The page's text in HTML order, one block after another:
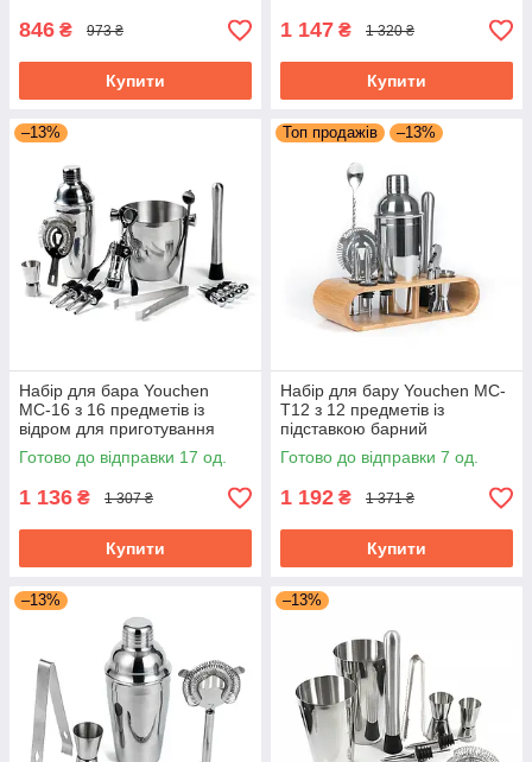
846 ₴ 973 ₴
Купити
1 147 ₴ 1 320 ₴
Купити
–13%
Набір для бара Youchen
МС-16 з 16 предметів із
відром для приготування
охолодження коктейлів
Готово до відправки 17 од.
1 136 ₴ 1 307 ₴
Купити
Топ продажів –13%
Набір для бару Youchen MC-
T12 з 12 предметів із
підставкою барний
Готово до відправки 7 од.
1 192 ₴ 1 371 ₴
Купити
–13% –13%